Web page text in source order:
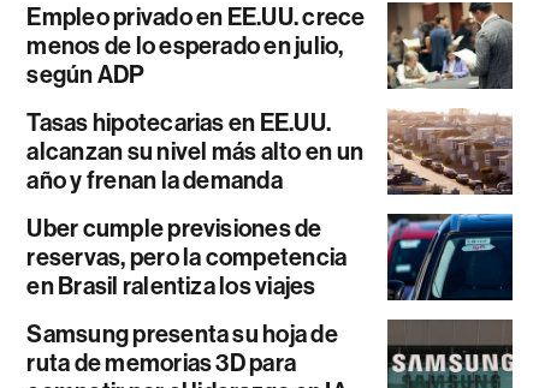
Empleo privado en EE.UU. crece
menos de lo esperado en julio,
según ADP
Tasas hipotecarias en EE.UU.
alcanzan su nivel más alto en un
año y frenan la demanda
Uber cumple previsiones de
reservas, pero la competencia
en Brasil ralentiza los viajes
Samsung presenta su hoja de
ruta de memorias 3D para